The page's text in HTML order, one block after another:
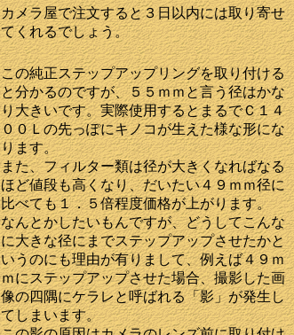
カメラ屋で注文すると３日以内には取り寄せ
てくれるでしょう。
この純正ステップアップリングを取り付ける
と分かるのですが、５５ｍｍと言う径はかな
り大きいです。実際使用するとまるでＣ１４
００Ｌの先っぽにキノコが生えた様な形にな
ります。
また、フィルター類は径が大きくなればなる
ほど値段も高くなり、だいたい４９ｍｍ径に
比べても１．５倍程度価格が上がります。
なんとかしたいもんですが、どうしてこんな
に大きな径にまでステップアップさせたかと
いうのにも理由が有りまして、例えば４９ｍ
ｍにステップアップさせた場合、撮影した画
像の四隅にケラレと呼ばれる「影」が発生し
てしまいます。